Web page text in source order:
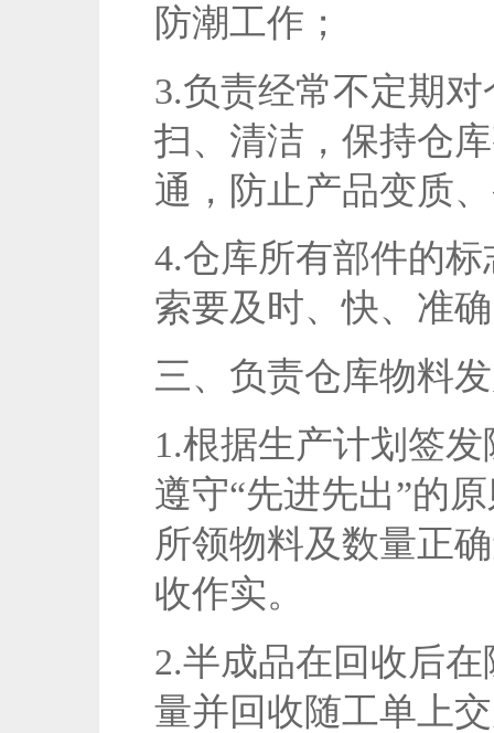
防潮工作；
3.负责经常不定期
扫、清洁，保持仓
通，防止产品变质
4.仓库所有部件的
索要及时、快、准
三、负责仓库物料
1.根据生产计划签
遵守“先进先出”的
所领物料及数量正
收作实。
2.半成品在回收后
量并回收随工单上